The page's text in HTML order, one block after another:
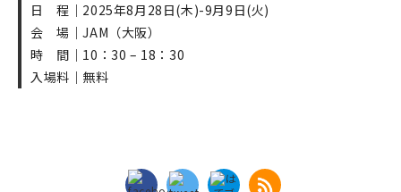
日 程｜2025年8月28日(木)-9月9日(火)
会 場｜JAM（大阪）
時 間｜10：30 – 18：30
入場料｜無料